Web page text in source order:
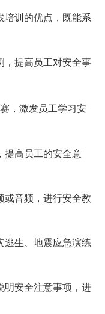
培训的优点，既能系
，提高员工对安全事
，激发员工学习安
提高员工的安全意
或音频，进行安全教
逃生、地震应急演练
明安全注意事项，进